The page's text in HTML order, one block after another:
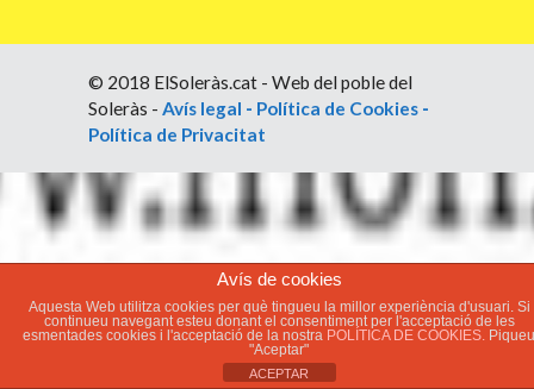
© 2018 ElSoleràs.cat - Web del poble del
Soleràs - Avís legal - Política de Cookies -
Política de Privacitat
Avís de cookies
Aquesta Web utilitza cookies per què tingueu la millor experiència d'usuari. Si
continueu navegant esteu donant el consentiment per l'acceptació de les
esmentades cookies i l'acceptació de la nostra POLÍTICA DE COOKIES. Piqueu
"Aceptar"
ACEPTAR